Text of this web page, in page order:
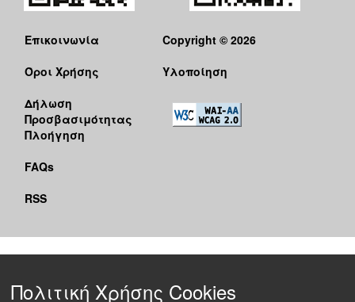
Επικοινωνία
Όροι Χρήσης
Δήλωση
Προσβασιμότητας
Πλοήγηση
FAQs
RSS
Copyright © 2026
Υλοποίηση
Πολιτική Χρήσης Cookies